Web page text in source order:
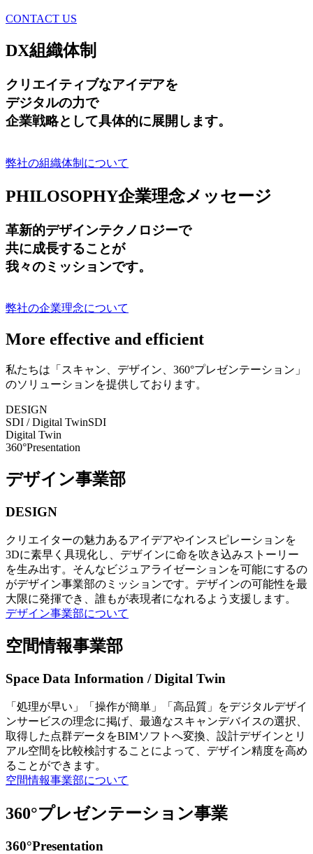
CONTACT US
DX組織体制
クリエイティブなアイデアを
デジタルの力で
企業戦略として具体的に展開します。
弊社の組織体制について
PHILOSOPHY企業理念メッセージ
革新的デザインテクノロジーで
共に成長することが
我々のミッションです。
弊社の企業理念について
More effective and efficient
私たちは「スキャン、デザイン、360°プレゼンテーション」
のソリューションを提供しております。
DESIGN
SDI / Digital TwinSDI
Digital Twin
360°Presentation
デザイン事業部
DESIGN
クリエイターの魅力あるアイデアやインスピレーションを
3Dに素早く具現化し、デザインに命を吹き込みストーリー
を生み出す。そんなビジュアライゼーションを可能にするの
がデザイン事業部のミッションです。デザインの可能性を最
大限に発揮でき、誰もが表現者になれるよう支援します。
デザイン事業部について
空間情報事業部
Space Data Information / Digital Twin
「処理が早い」「操作が簡単」「高品質」をデジタルデザイ
ンサービスの理念に掲げ、最適なスキャンデバイスの選択、
取得した点群データをBIMソフトへ変換、設計デザインとリ
アル空間を比較検討することによって、デザイン精度を高め
ることができます。
空間情報事業部について
360°プレゼンテーション事業
360°Presentation